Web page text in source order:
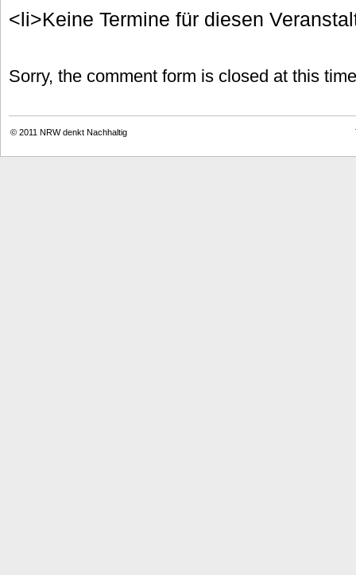
<li>Keine Termine für diesen
Sorry, the comment form is closed at this
© 2011 NRW denkt Nachhaltig